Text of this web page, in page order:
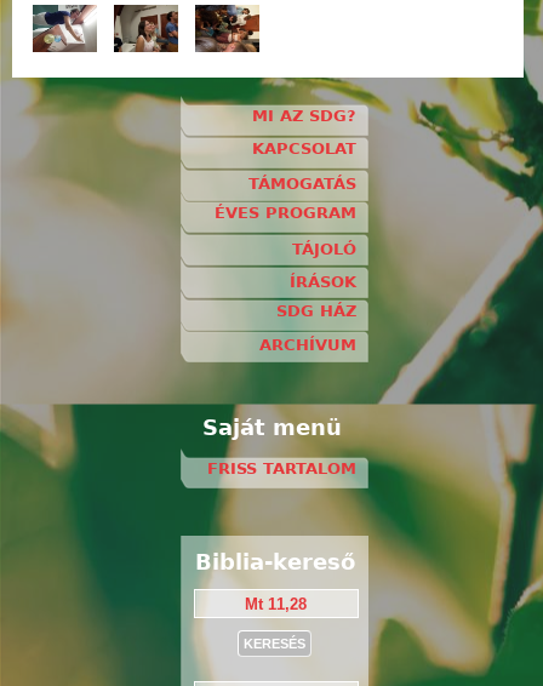
MI AZ SDG?
KAPCSOLAT
TÁMOGATÁS
ÉVES PROGRAM
TÁJOLÓ
ÍRÁSOK
SDG HÁZ
ARCHÍVUM
Saját menü
FRISS TARTALOM
Biblia-kereső